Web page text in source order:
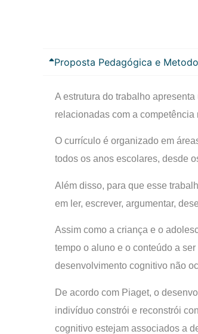
Proposta Pedagógica e
A estrutura do trabalho
relacionadas com a
O currículo é organizado em
todos os anos escolares, desde
Além disso, para que esse
em ler, escrever, argumentar,
Assim como a criança e o
tempo o aluno e o conteúdo a
desenvolvimento cognitivo não
De acordo com Piaget, o
indivíduo constrói e reconstrói
cognitivo estejam associados a